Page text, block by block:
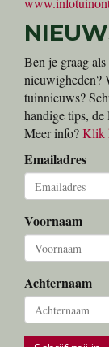
Edialux
Onze partner
www.edialux.be
Wouter de
Een uniek
Ben je graag
nieuwigheden?
tuinnieuws?
handige tips,
Emailadres